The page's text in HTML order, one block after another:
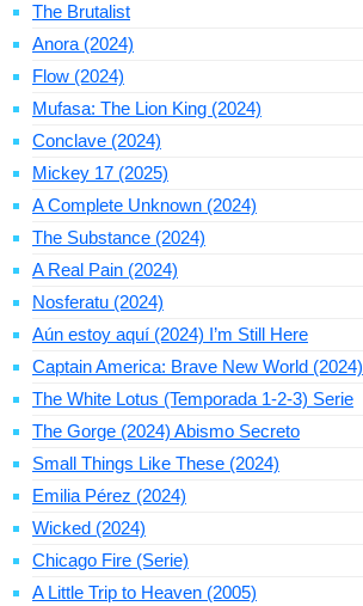
The Brutalist
Anora (2024)
Flow (2024)
Mufasa: The Lion King (2024)
Conclave (2024)
Mickey 17 (2025)
A Complete Unknown (2024)
The Substance (2024)
A Real Pain (2024)
Nosferatu (2024)
Aún estoy aquí (2024) I’m Still Here
Captain America: Brave New World (2024)
The White Lotus (Temporada 1-2-3) Serie
The Gorge (2024) Abismo Secreto
Small Things Like These (2024)
Emilia Pérez (2024)
Wicked (2024)
Chicago Fire (Serie)
A Little Trip to Heaven (2005)